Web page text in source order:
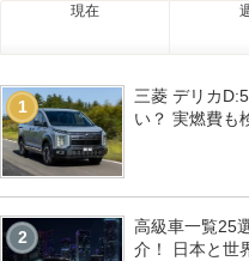
現在
1
三菱 デリカ
い？ 実燃費も
2
高級車一覧25
介！ 日本と世